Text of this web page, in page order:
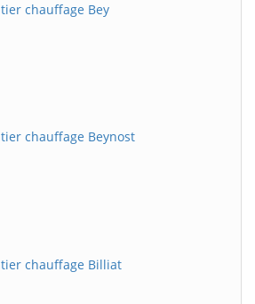
chauffage Bey
chauffage Beynost
chauffage Billiat